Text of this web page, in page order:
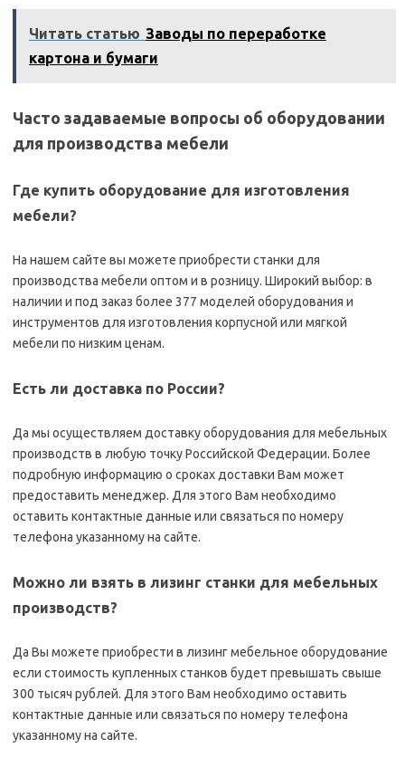
Читать статью Заводы по переработке
картона и бумаги
Часто задаваемые вопросы об оборудовании
для производства мебели
Где купить оборудование для изготовления
мебели?
На нашем сайте вы можете приобрести станки для
производства мебели оптом и в розницу. Широкий выбор: в
наличии и под заказ более 377 моделей оборудования и
инструментов для изготовления корпусной или мягкой
мебели по низким ценам.
Есть ли доставка по России?
Да мы осуществляем доставку оборудования для мебельных
производств в любую точку Российской Федерации. Более
подробную информацию о сроках доставки Вам может
предоставить менеджер. Для этого Вам необходимо
оставить контактные данные или связаться по номеру
телефона указанному на сайте.
Можно ли взять в лизинг станки для мебельных
производств?
Да Вы можете приобрести в лизинг мебельное оборудование
если стоимость купленных станков будет превышать свыше
300 тысяч рублей. Для этого Вам необходимо оставить
контактные данные или связаться по номеру телефона
указанному на сайте.